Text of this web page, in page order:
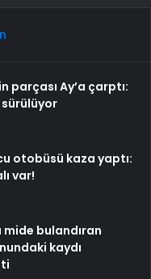
parçası Ay’a çarptı:
sürülüyor
otobüsü kaza yaptı:
var!
bulandıran
kaydı